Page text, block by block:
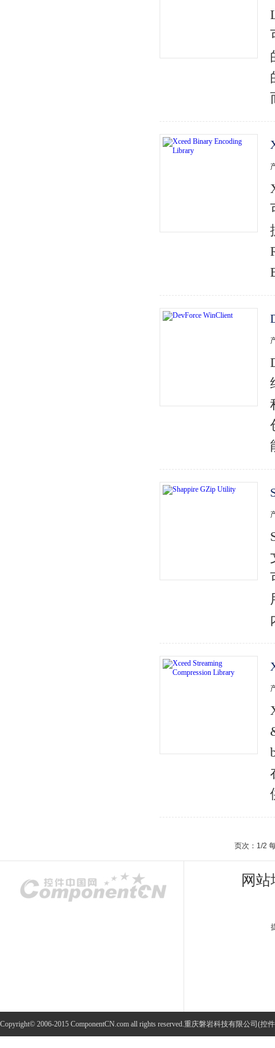
页次：1/2
网
Copyright© 2006-2015 ComponentCN.com all rights reserved.重庆磐岩科技有限公司(